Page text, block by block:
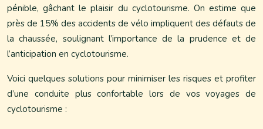
pénible, gâchant le plaisir du cyclotourisme. On estime que
près de 15% des accidents de vélo impliquent des défauts de
la chaussée, soulignant l’importance de la prudence et de
l’anticipation en cyclotourisme.
Voici quelques solutions pour minimiser les risques et profiter
d’une conduite plus confortable lors de vos voyages de
cyclotourisme :